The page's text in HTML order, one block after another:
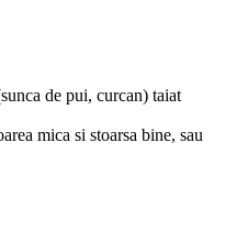
de pui, curcan) taiat
mica si stoarsa bine, sau